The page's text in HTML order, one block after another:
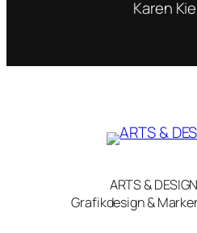
Karen
ARTS &
Grafikdesign &